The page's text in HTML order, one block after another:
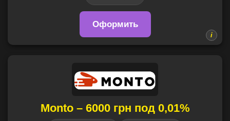
Оформить
Monto – 6000 грн под 0,01%